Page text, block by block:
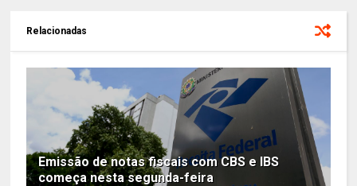
Relacionadas
Emissão de notas fiscais com CBS e IBS
começa nesta segunda-feira